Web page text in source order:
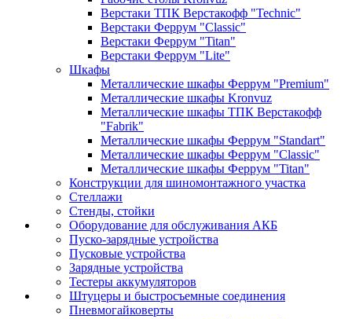
Верстаки ТПК Верстакофф "Technic"
Верстаки Феррум "Classic"
Верстаки Феррум "Titan"
Верстаки Феррум "Lite"
Шкафы
Металлические шкафы Феррум "Premium"
Металлические шкафы Kronvuz
Металлические шкафы ТПК Верстакофф
"Fabrik"
Металлические шкафы Феррум "Standart"
Металлические шкафы Феррум "Classic"
Металлические шкафы Феррум "Titan"
Конструкции для шиномонтажного участка
Стеллажи
Стенды, стойки
Оборудование для обслуживания АКБ
Пуско-зарядные устройства
Пусковые устройства
Зарядные устройства
Тестеры аккумуляторов
Штуцеры и быстросъемные соединения
Пневмогайковерты